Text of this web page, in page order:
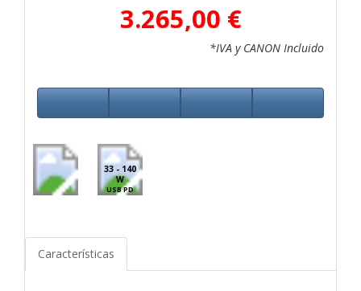
3.265,00 €
*IVA y CANON Incluido
33 - 140
W
USB PD
Características